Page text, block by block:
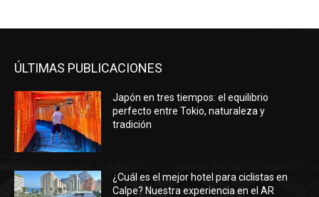
ÚLTIMAS PUBLICACIONES
Japón en tres tiempos: el equilibrio
perfecto entre Tokio, naturaleza y
tradición
¿Cuál es el mejor hotel para ciclistas en
Calpe? Nuestra experiencia en el AR